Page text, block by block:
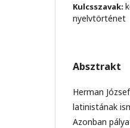
Kulcsszavak:
nyelvtörténet
Absztrakt
Herman
latinistának
Azonban